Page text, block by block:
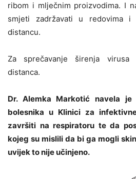
ribom i mlječnim proizvodima. I
smjeti zadržavati u redovima i
distancu.
Za sprečavanje širenja virusa
distanca.
Dr. Alemka Markotić navela
bolesnika u Klinici za
završiti na respiratoru te da
kojeg su mislili da bi ga mogli
uvijek to nije učinjeno.